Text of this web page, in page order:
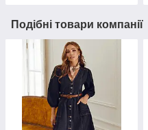
Подібні товари компанії